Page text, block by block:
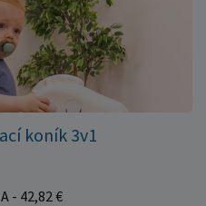
koník 3v1
- 42,82 €